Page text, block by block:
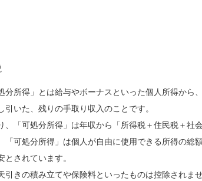
分所得」とは給与やボーナスといった個人所得から
引いた、残りの手取り収入のことです。
、「可処分所得」は年収から「所得税＋住民税＋社
「可処分所得」は個人が自由に使用できる所得の総
とされています。
引きの積み立てや保険料といったものは控除されませ